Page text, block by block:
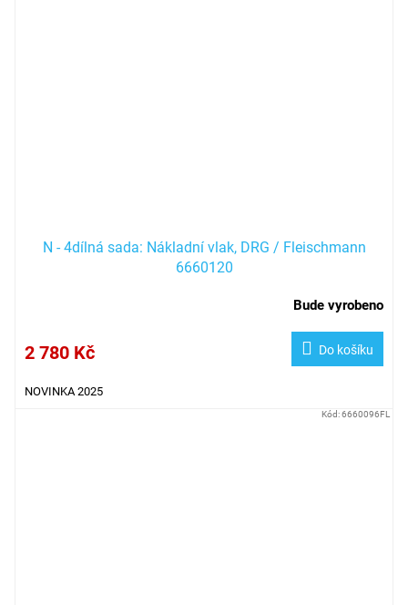
N - 4dílná sada: Nákladní vlak, DRG / Fleischmann
6660120
Bude vyrobeno
2 780 Kč Do košíku
NOVINKA 2025
Kód:6660096FL